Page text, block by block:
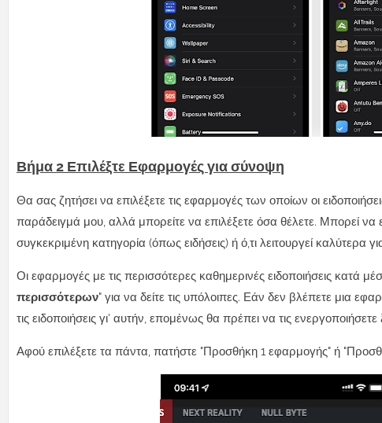
Βήμα 2 Επιλέξτε Εφαρμογές για σύνοψη
Θα σας ζητήσει να επιλέξετε τις εφαρμογές των οποίων οι
παράδειγμά μου, αλλά μπορείτε να επιλέξετε όσα θέλετε. Μπορεί
συγκεκριμένη κατηγορία (όπως ειδήσεις) ή ό,τι λειτουργεί καλύτερα
Οι εφαρμογές με τις περισσότερες καθημερινές ειδοποιήσεις κατά
περισσότερων" για να δείτε τις υπόλοιπες. Εάν δεν βλέπετε μια
τις ειδοποιήσεις γι' αυτήν, επομένως θα πρέπει να τις
Αφού επιλέξετε τα πάντα, πατήστε "Προσθήκη 1 εφαρμογής" ή